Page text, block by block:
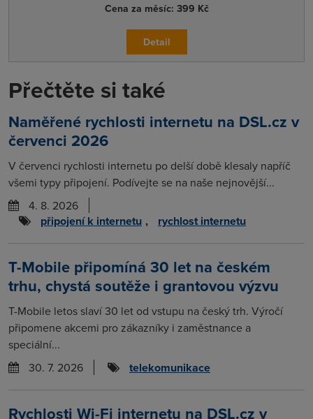
Cena za měsíc: 399 Kč
Detail
Přečtěte si také
Naměřené rychlosti internetu na DSL.cz v
červenci 2026
V červenci rychlosti internetu po delší době klesaly napříč
všemi typy připojení. Podívejte se na naše nejnovější...
4. 8. 2026
připojení k internetu , rychlost internetu
T-Mobile připomíná 30 let na českém
trhu, chystá soutěže i grantovou výzvu
T-Mobile letos slaví 30 let od vstupu na český trh. Výročí
připomene akcemi pro zákazníky i zaměstnance a
speciální...
30. 7. 2026
telekomunikace
Rychlosti Wi-Fi internetu na DSL.cz v